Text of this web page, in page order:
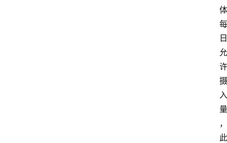
体
每
日
允
许
摄
入
量
，
此